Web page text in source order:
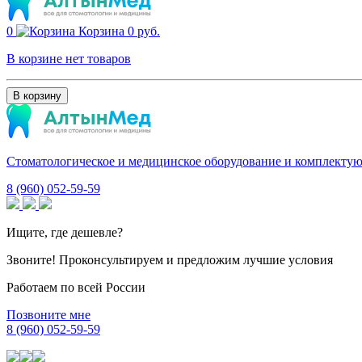
0 Корзина 0 руб.
В корзине нет товаров
В корзину
Стоматологическое и медицинское оборудование и
8 (960) 052-59-59
Ищите, где дешевле?
Звоните! Проконсультируем и предложим лучшие условия
Работаем по всей России
Позвоните мне
8 (960) 052-59-59